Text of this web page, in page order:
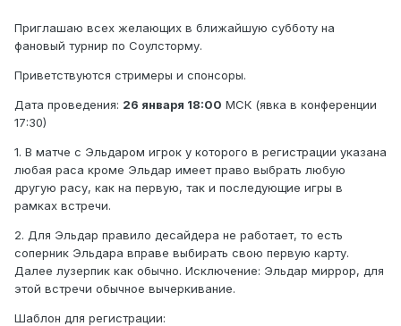
Приглашаю всех желающих в ближайшую субботу на
фановый турнир по Соулсторму.
Приветствуются стримеры и спонсоры.
Дата проведения: 26 января 18:00 МСК (явка в конференции
17:30)
1. В матче с Эльдаром игрок у которого в регистрации указана
любая раса кроме Эльдар имеет право выбрать любую
другую расу, как на первую, так и последующие игры в
рамках встречи.
2. Для Эльдар правило десайдера не работает, то есть
соперник Эльдара вправе выбирать свою первую карту.
Далее лузерпик как обычно. Исключение: Эльдар миррор, для
этой встречи обычное вычеркивание.
Шаблон для регистрации: